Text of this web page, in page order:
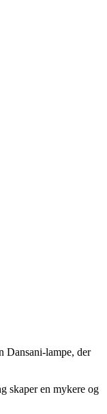
Dansani-lampe, der
skaper en mykere og